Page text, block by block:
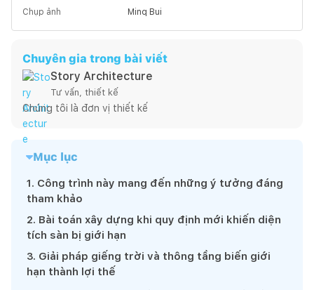
Chụp ảnh Minq Bui
Chuyên gia trong bài viết
Story Architecture
Tư vấn, thiết kế
Chúng tôi là đơn vị thiết kế
Mục lục
1. Công trình này mang đến những ý tưởng đáng
tham khảo
2. Bài toán xây dựng khi quy định mới khiến diện
tích sàn bị giới hạn
3. Giải pháp giếng trời và thông tầng biến giới
hạn thành lợi thế